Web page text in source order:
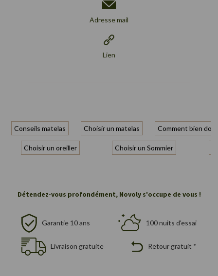
Adresse mail
Lien
Conseils matelas Choisir un matelas Comment bien
Choisir un oreiller Choisir un Sommier
Détendez-vous profondément, Novoly s'occupe de vous !
Garantie 10 ans 100 nuits d'essai
Livraison gratuite Retour gratuit *